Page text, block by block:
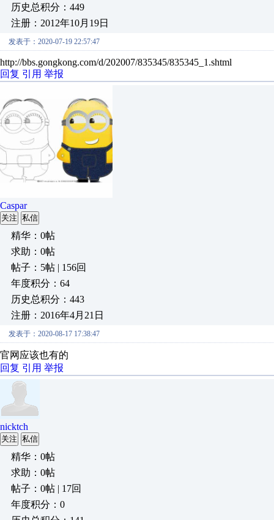
历史总积分：449
注册：2012年10月19日
发表于：2020-07-19 22:57:47
http://bbs.gongkong.com/d/202007/835345/835345_1.shtml
回复 引用 举报
Caspar
关注 私信
精华：0帖
求助：0帖
帖子：5帖 | 156回
年度积分：64
历史总积分：443
注册：2016年4月21日
发表于：2020-08-17 17:38:47
官网应该也有的
回复 引用 举报
nicktch
关注 私信
精华：0帖
求助：0帖
帖子：0帖 | 17回
年度积分：0